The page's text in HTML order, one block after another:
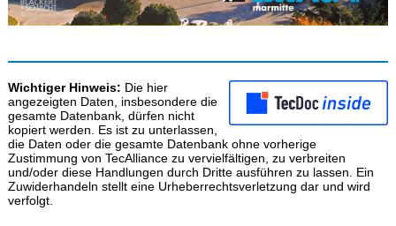
Wichtiger Hinweis: Die hier
angezeigten Daten, insbesondere die
gesamte Datenbank, dürfen nicht
kopiert werden. Es ist zu unterlassen,
die Daten oder die gesamte Datenbank ohne vorherige
Zustimmung von TecAlliance zu vervielfältigen, zu verbreiten
und/oder diese Handlungen durch Dritte ausführen zu lassen. Ein
Zuwiderhandeln stellt eine Urheberrechtsverletzung dar und wird
verfolgt.